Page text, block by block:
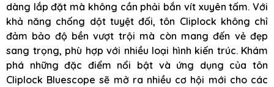
dàng lắp đặt mà không cần phải bắn vít xuyên tấm. Với
khả năng chống dột tuyệt đối, tôn Cliplock không chỉ
đảm bảo độ bền vượt trội mà còn mang đến vẻ đẹp
sang trọng, phù hợp với nhiều loại hình kiến trúc. Khám
phá những đặc điểm nổi bật và ứng dụng của tôn
Cliplock Bluescope sẽ mở ra nhiều cơ hội mới cho các